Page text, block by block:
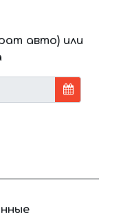
авто) или